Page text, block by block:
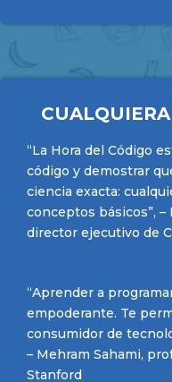
“La Hora del Código
código y demostrar
ciencia exacta:
conceptos básicos”,
director ejecutivo de
“Aprender a
empoderante. Te
consumidor de
– Mehram Sahami,
Stanford